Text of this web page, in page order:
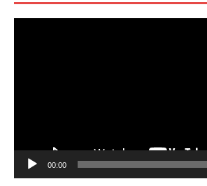
00:00